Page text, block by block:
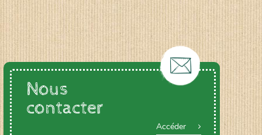
Nous
contacter
Accéder